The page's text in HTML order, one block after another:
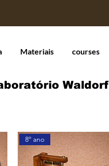
Materiais courses
Waldorf
8º ano